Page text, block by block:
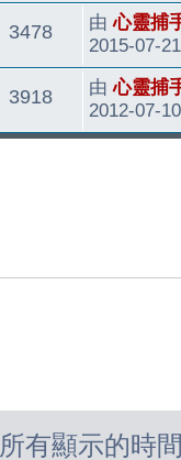
看
發
表
3478觀
看
最
後
發
表
由心靈捕
2015-07-
3918觀
看
最
後
發
由心靈捕
2012-07-
所有顯示的時